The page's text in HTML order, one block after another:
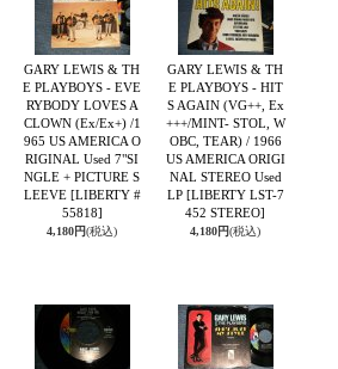
GARY LEWIS & TH
E PLAYBOYS - EVE
RYBODY LOVES A
CLOWN (Ex/Ex+) /1
965 US AMERICA O
RIGINAL Used 7"SI
NGLE + PICTURE S
LEEVE [LIBERTY #
55818]
4,180円(税込)
GARY LEWIS & TH
E PLAYBOYS - HIT
S AGAIN (VG++, Ex
+++/MINT- STOL, W
OBC, TEAR) / 1966
US AMERICA ORIGI
NAL STEREO Used
LP [LIBERTY LST-7
452 STEREO]
4,180円(税込)